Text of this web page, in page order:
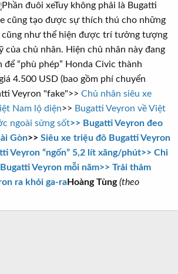
Phần đuôi xeTuy không phải là Bugatti
cũng tạo được sự thích thú cho những
cũng như thể hiện được trí tưởng tượng
của chủ nhân. Hiện chủ nhân này đang
để “phù phép” Honda Civic thành
4.500 USD (bao gồm phí chuyển
Veyron "fake">> Chủ nhân siêu xe
Nam lộ diện>> Bugatti Veyron về Việt
ngoài sửng sốt>> Bugatti Veyron đeo
Gòn>> Siêu xe triệu đô Bugatti Veyron
Veyron “ngốn” 5,2 lít xăng/phút>> Chi
Veyron mỗi năm>> Trải thảm
ra khỏi ga-raHoàng Tùng (theo